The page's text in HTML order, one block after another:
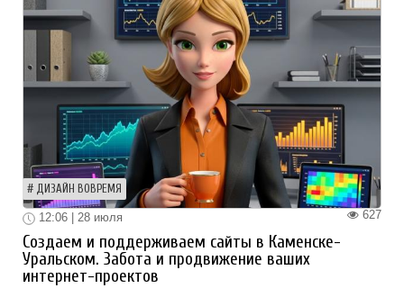
ДИЗАЙН ВОВРЕМЯ
627
12:06 | 28 июля
Создаем и поддерживаем сайты в Каменске-
Уральском. Забота и продвижение ваших
интернет-проектов